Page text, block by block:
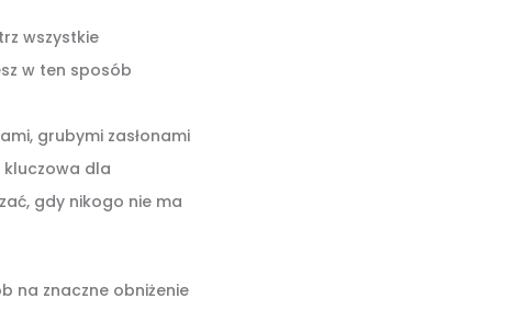
wszystkie
w ten sposób
grubymi zasłonami
kluczowa dla
gdy nikogo nie ma
na znaczne obniżenie